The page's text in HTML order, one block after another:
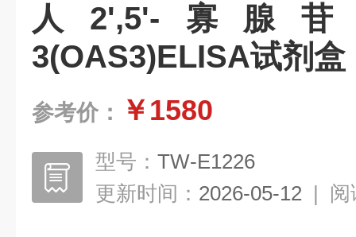
人2',5'-寡腺
3(OAS3)ELISA试剂盒
参考价： ￥1580
型号： TW-E1226
更新时间： 2026-05-12 | 阅